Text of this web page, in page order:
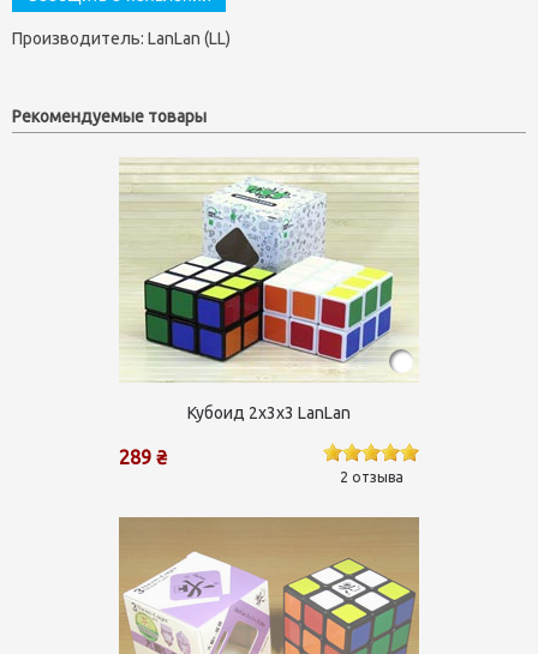
Производитель: LanLan (LL)
Рекомендуемые товары
Кубоид 2х3х3 LanLan
289 ₴
2 отзыва